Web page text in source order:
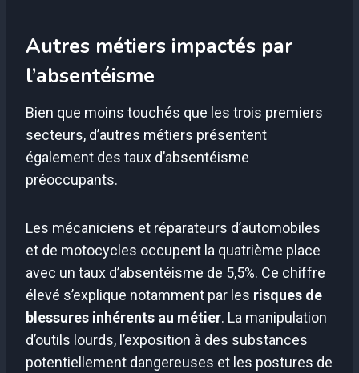
Autres métiers impactés par
l’absentéisme
Bien que moins touchés que les trois premiers
secteurs, d’autres métiers présentent
également des taux d’absentéisme
préoccupants.
Les mécaniciens et réparateurs d’automobiles
et de motocycles occupent la quatrième place
avec un taux d’absentéisme de 5,5%. Ce chiffre
élevé s’explique notamment par les risques de
blessures inhérents au métier. La manipulation
d’outils lourds, l’exposition à des substances
potentiellement dangereuses et les postures de